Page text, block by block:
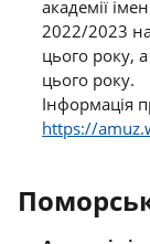
академії
2022/2023
цього року,
цього року.
Інформація
https://